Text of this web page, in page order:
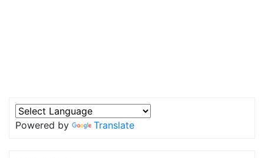
Powered by Translate